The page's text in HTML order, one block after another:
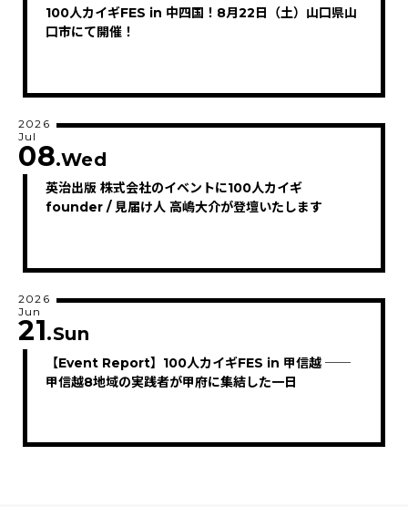
100人カイギFES in 中四国！8月22日（土）山口県山
口市にて開催！
英治出版 株式会社のイベントに100人カイギ
founder / 見届け人 高嶋大介が登壇いたします
2026
Jul
08.Wed
【Event Report】100人カイギFES in 甲信越 ──
甲信越8地域の実践者が甲府に集結した一日
2026
Jun
21.Sun